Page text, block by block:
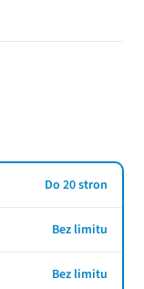
Do 20 stron
Bez limitu
Bez limitu